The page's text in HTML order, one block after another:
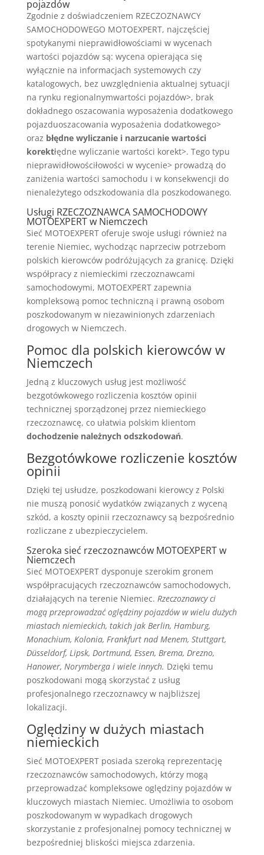
pojazdów
Zgodnie z doświadczeniem RZECZOZNAWCY
SAMOCHODOWEGO MOTOEXPERT, najczęściej
spotykanymi nieprawidłowościami w wycenach
wartości pojazdów są: wycena opierająca się
wyłącznie na informacjach systemowych czy
katalogowych, bez uwzględnienia aktualnej sytuacji
na rynku regionalnymwartości pojazdów>, brak
dokładnego oszacowania wyposażenia dodatkowego
pojazduoszacowania wyposażenia dodatkowego>
oraz błędne wyliczanie i narzucanie wartości
korektłędne wyliczanie wartości korekt>. Tego typu
nieprawidłowościłowości w wycenie> prowadzą do
zaniżenia wartości samochodu i w konsekwencji do
nienależytego odszkodowania dla poszkodowanego.
Usługi RZECZOZNAWCA SAMOCHODOWY
MOTOEXPERT w Niemczech
Sieć MOTOEXPERT oferuje swoje usługi również na
terenie Niemiec, wychodząc naprzeciw potrzebom
polskich kierowców podróżujących za granicę. Dzięki
współpracy z niemieckimi rzeczoznawcami
samochodowymi, MOTOEXPERT zapewnia
kompleksową pomoc techniczną i prawną osobom
poszkodowanym w niezawinionych zdarzeniach
drogowych w Niemczech.
Pomoc dla polskich kierowców w
Niemczech
Jedną z kluczowych usług jest możliwość
bezgotówkowego rozliczenia kosztów opinii
technicznej sporządzonej przez niemieckiego
rzeczoznawcę, co ułatwia polskim klientom
dochodzenie należnych odszkodowań.
Bezgotówkowe rozliczenie kosztów
opinii
Dzięki tej usłudze, poszkodowani kierowcy z Polski
nie muszą ponosić wydatków związanych z wyceną
szkód, a koszty opinii rzeczoznawcy są bezpośrednio
rozliczane z ubezpieczycielem.
Szeroka sieć rzeczoznawców MOTOEXPERT w
Niemczech
Sieć MOTOEXPERT dysponuje szerokim gronem
współpracujących rzeczoznawców samochodowych,
działających na terenie Niemiec. Rzeczoznawcy ci
mogą przeprowadzać oględziny pojazdów w wielu dużych
miastach niemieckich, takich jak Berlin, Hamburg,
Monachium, Kolonia, Frankfurt nad Menem, Stuttgart,
Düsseldorf, Lipsk, Dortmund, Essen, Brema, Drezno,
Hanower, Norymberga i wiele innych. Dzięki temu
poszkodowani mogą skorzystać z usług
profesjonalnego rzeczoznawcy w najbliższej
lokalizacji.
Oględziny w dużych miastach
niemieckich
Sieć MOTOEXPERT posiada szeroką reprezentację
rzeczoznawców samochodowych, którzy mogą
przeprowadzać kompleksowe oględziny pojazdów w
kluczowych miastach Niemiec. Umożliwia to osobom
poszkodowanym w wypadkach drogowych
skorzystanie z profesjonalnej pomocy technicznej w
bezpośredniej bliskości miejsca zdarzenia.